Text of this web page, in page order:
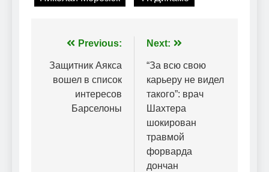
Навігація
записів
Previous:
Защитник Аякса
вошел в список
интересов
Барселоны
Next:
“За всю свою
карьеру не видел
такого”: врач
Шахтера
шокирован
травмой
форварда
дончан